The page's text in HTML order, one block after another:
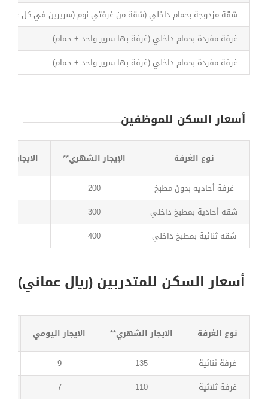
شقة مزدوجة بحمام داخلي (شقة من غرفتي نوم (سريرين في كل
غرفة مفردة بحمام داخلي (غرفة بها سرير واحد + حمام)
غرفة مفردة بحمام داخلي (غرفة بها سرير واحد + حمام)
أسعار السكن للموظفين
نوع الغرفة الإيجار الشهري**
الايجار
غرفة أحاديه بدون مطبخ
200
شقه أحادية بمطبخ داخلي
300
شقه ثنائية بمطبخ داخلي
400
أسعار السكن للمتدربين (ريال عماني)
نوع الغرفة الايجار الشهري** الايجار اليومي
غرفة ثنائية
135
9
غرفة ثلاثية
110
7